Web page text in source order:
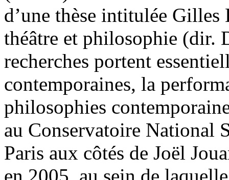
d’une thèse intitulée
théâtre et philosophie (dir.
recherches portent
contemporaines, la
philosophies
au Conservatoire National
Paris aux côtés de Joël